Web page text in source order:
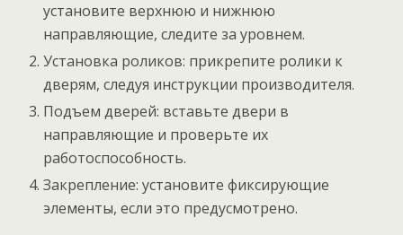
установите верхнюю и нижнюю
направляющие, следите за уровнем.
Установка роликов: прикрепите ролики к
дверям, следуя инструкции производителя.
Подъем дверей: вставьте двери в
направляющие и проверьте их
работоспособность.
Закрепление: установите фиксирующие
элементы, если это предусмотрено.